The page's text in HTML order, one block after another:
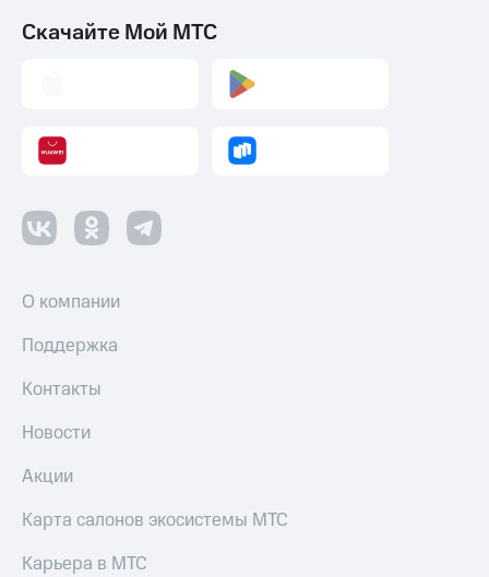
Скачайте Мой МТС
О компании
Поддержка
Контакты
Новости
Акции
Карта салонов экосистемы МТС
Карьера в МТС